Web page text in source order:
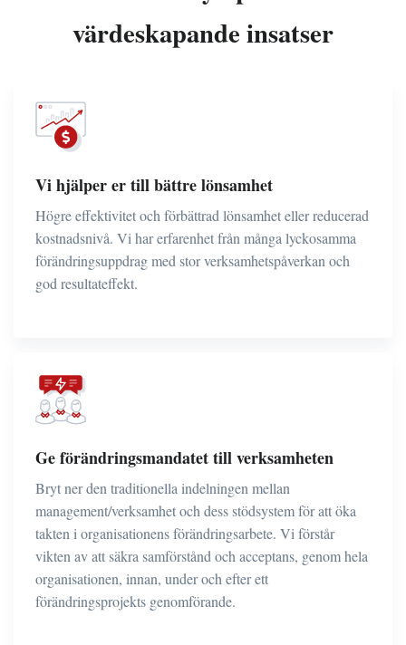
värdeskapande insatser
Vi hjälper er till bättre lönsamhet
Högre effektivitet och förbättrad lönsamhet eller reducerad
kostnadsnivå. Vi har erfarenhet från många lyckosamma
förändringsuppdrag med stor verksamhetspåverkan och
god resultateffekt.
Ge förändringsmandatet till verksamheten
Bryt ner den traditionella indelningen mellan
management/verksamhet och dess stödsystem för att öka
takten i organisationens förändringsarbete. Vi förstår
vikten av att säkra samförstånd och acceptans, genom hela
organisationen, innan, under och efter ett
förändringsprojekts genomförande.